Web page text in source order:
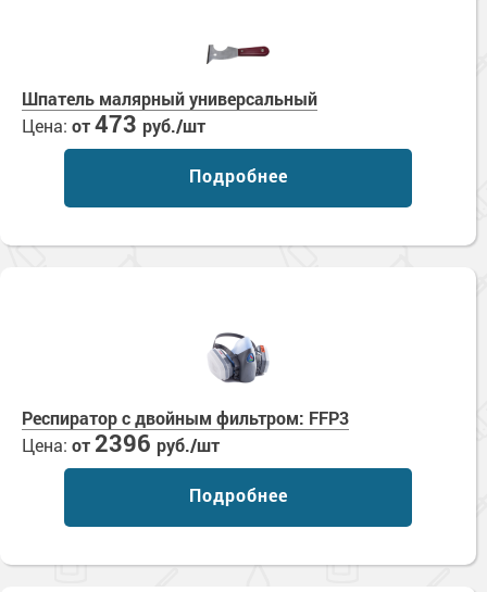
Шпатель малярный универсальный
Цена: от473 руб./шт
Подробнее
Респиратор с двойным фильтром: FFP3
Цена: от2396 руб./шт
Подробнее